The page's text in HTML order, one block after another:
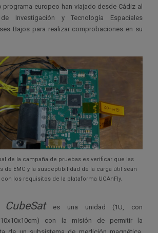
europeo han viajado desde Cádiz al
Investigación y Tecnología Espaciales
Bajos para realizar comprobaciones en su
de la campaña de pruebas es verificar que las
de EMC y la susceptibilidad de la carga útil sean
los requisitos de la plataforma UCAnFly.
CubeSates una unidad (1U, con
con la misión de permitir la